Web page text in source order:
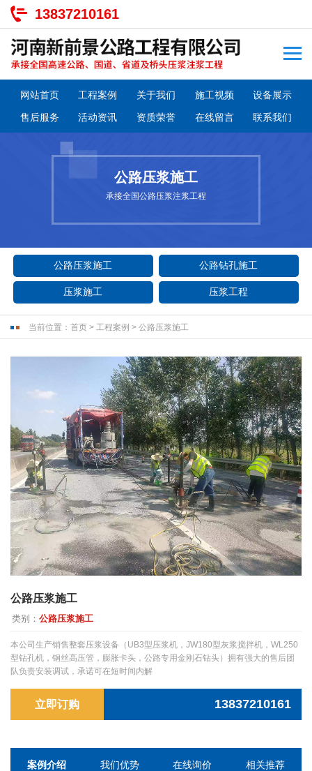
13837210161
网站首页 工程案例 关于我们 施工视频
设备展示
售后服务
活动资讯 资质荣誉 在线留言 联系我们
公路压浆施工
承接全国公路压浆注浆工程
公路压浆施工 公路钻孔施工
压浆施工 压浆工程
当前位置： 首页 > 工程案例 > 公路压浆施工
公路压浆施工
类别： 公路压浆施工
本公司生产销售整套压浆设备（UB3型压浆机，JW180型灰浆搅拌机，WL250
型钻孔机，钢丝高压管，膨胀卡头，公路专用金刚石钻头）拥有强大的售后团
队负责安装调试，承诺可在短时间内解
立即订购 13837210161
案例介绍 我们优势 在线询价 相关推荐